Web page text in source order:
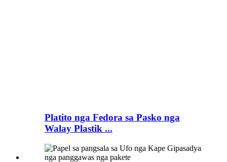
Platito nga Fedora sa Pasko nga
Walay Plastik ...